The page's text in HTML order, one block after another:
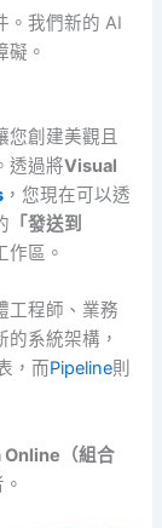
。我們新的 AI
。
您創建美觀且
透過將Visual
，您現在可以透
「發送到
作區。
工程師、業務
系統架構，
，而Pipeline則
（組合